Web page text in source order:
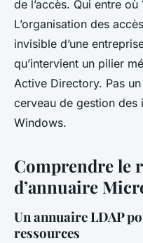
de l’accès. Qui entre
L’organisation des
invisible d’une
qu’intervient un pilier
Active Directory. Pas
cerveau de gestion des
Windows.
Comprendre le
d’annuaire
Un annuaire LDAP
ressources